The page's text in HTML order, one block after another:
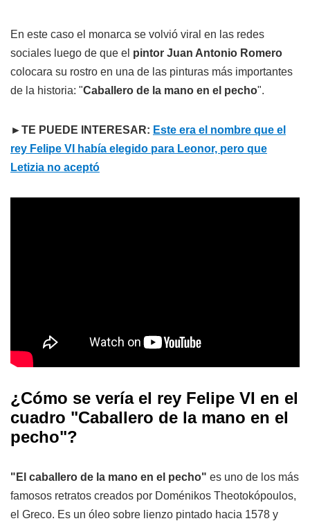
En este caso el monarca se volvió viral en las redes
sociales luego de que el pintor Juan Antonio Romero
colocara su rostro en una de las pinturas más importantes
de la historia: "Caballero de la mano en el pecho".
►TE PUEDE INTERESAR: Este era el nombre que el
rey Felipe VI había elegido para Leonor, pero que
Letizia no aceptó
¿Cómo se vería el rey Felipe VI en el
cuadro "Caballero de la mano en el
pecho"?
"El caballero de la mano en el pecho" es uno de los más
famosos retratos creados por Doménikos Theotokópoulos,
el Greco. Es un óleo sobre lienzo pintado hacia 1578 y